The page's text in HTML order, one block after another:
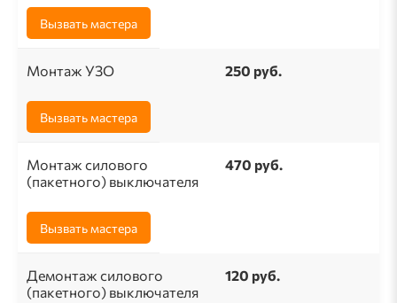
Вызвать мастера
Монтаж УЗО 250 руб.
Вызвать мастера
Монтаж силового
(пакетного) выключателя
470 руб.
Вызвать мастера
Демонтаж силового
(пакетного) выключателя
120 руб.